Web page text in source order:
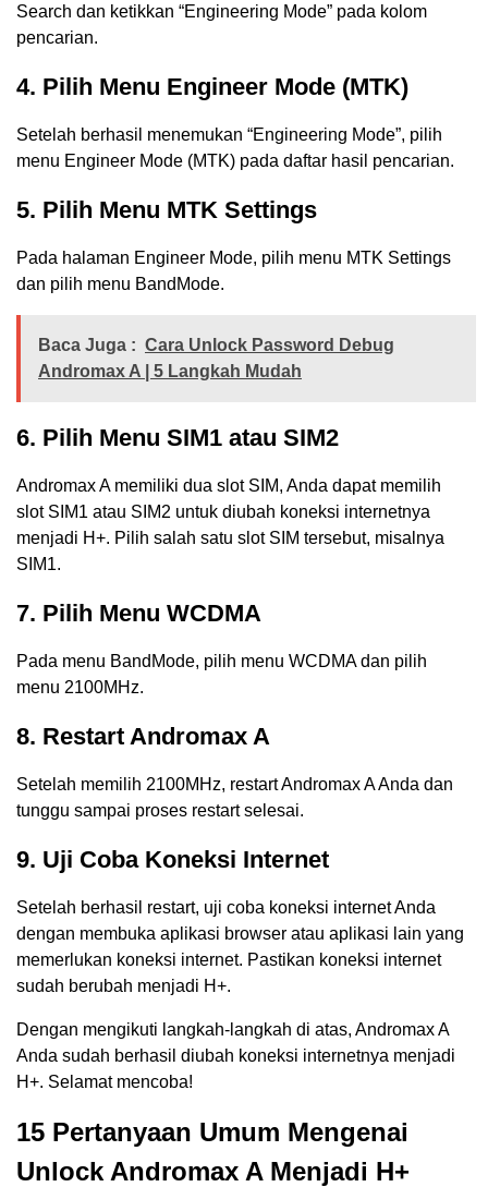
Search dan ketikkan “Engineering Mode” pada kolom
pencarian.
4. Pilih Menu Engineer Mode (MTK)
Setelah berhasil menemukan “Engineering Mode”, pilih
menu Engineer Mode (MTK) pada daftar hasil pencarian.
5. Pilih Menu MTK Settings
Pada halaman Engineer Mode, pilih menu MTK Settings
dan pilih menu BandMode.
Baca Juga : Cara Unlock Password Debug
Andromax A | 5 Langkah Mudah
6. Pilih Menu SIM1 atau SIM2
Andromax A memiliki dua slot SIM, Anda dapat memilih
slot SIM1 atau SIM2 untuk diubah koneksi internetnya
menjadi H+. Pilih salah satu slot SIM tersebut, misalnya
SIM1.
7. Pilih Menu WCDMA
Pada menu BandMode, pilih menu WCDMA dan pilih
menu 2100MHz.
8. Restart Andromax A
Setelah memilih 2100MHz, restart Andromax A Anda dan
tunggu sampai proses restart selesai.
9. Uji Coba Koneksi Internet
Setelah berhasil restart, uji coba koneksi internet Anda
dengan membuka aplikasi browser atau aplikasi lain yang
memerlukan koneksi internet. Pastikan koneksi internet
sudah berubah menjadi H+.
Dengan mengikuti langkah-langkah di atas, Andromax A
Anda sudah berhasil diubah koneksi internetnya menjadi
H+. Selamat mencoba!
15 Pertanyaan Umum Mengenai
Unlock Andromax A Menjadi H+